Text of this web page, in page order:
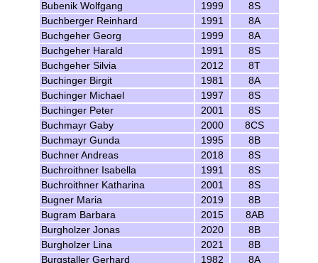
Bubenik Wolfgang
1999
8S
Buchberger Reinhard
1991
8A
Buchgeher Georg
1999
8A
Buchgeher Harald
1991
8S
Buchgeher Silvia
2012
8T
Buchinger Birgit
1981
8A
Buchinger Michael
1997
8S
Buchinger Peter
2001
8S
Buchmayr Gaby
2000
8CS
Buchmayr Gunda
1995
8B
Buchner Andreas
2018
8S
Buchroithner Isabella
1991
8S
Buchroithner Katharina
2001
8S
Bugner Maria
2019
8B
Bugram Barbara
2015
8AB
Burgholzer Jonas
2020
8B
Burgholzer Lina
2021
8B
Burgstaller Gerhard
1982
8A